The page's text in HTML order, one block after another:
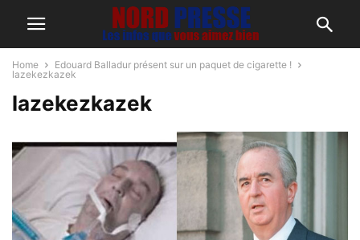
Home
Edouard Balladur présent sur un paquet de cigarette !
lazekezkazek
lazekezkazek